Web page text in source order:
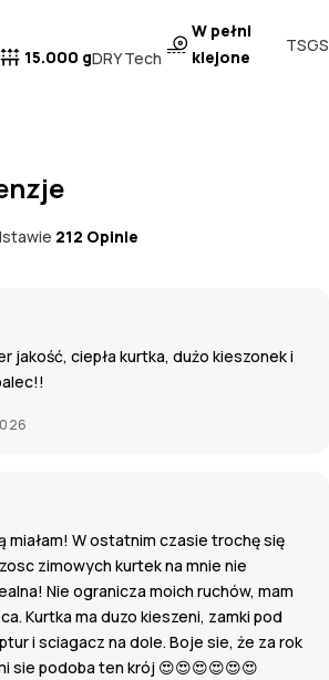
15.000 gDRY Tech
W pełni
klejone
TSGS
212 Opinie
jakość, ciepła kurtka, dużo kieszonek i
miałam! W ostatnim czasie trochę się
zimowych kurtek na mnie nie
Nie ogranicza moich ruchów, mam
Kurtka ma duzo kieszeni, zamki pod
i sciagacz na dole. Boje sie, że za rok
sie podoba ten krój 😍😍😍😍😍😍